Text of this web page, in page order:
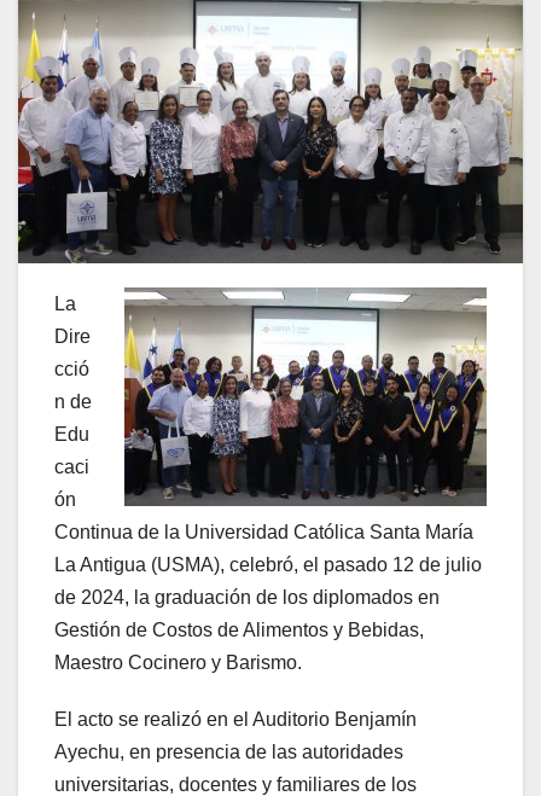
La
Dire
cció
n de
Edu
caci
ón
Continua de la Universidad Católica Santa María
La Antigua (USMA), celebró, el pasado 12 de julio
de 2024, la graduación de los diplomados en
Gestión de Costos de Alimentos y Bebidas,
Maestro Cocinero y Barismo.
El acto se realizó en el Auditorio Benjamín
Ayechu, en presencia de las autoridades
universitarias, docentes y familiares de los